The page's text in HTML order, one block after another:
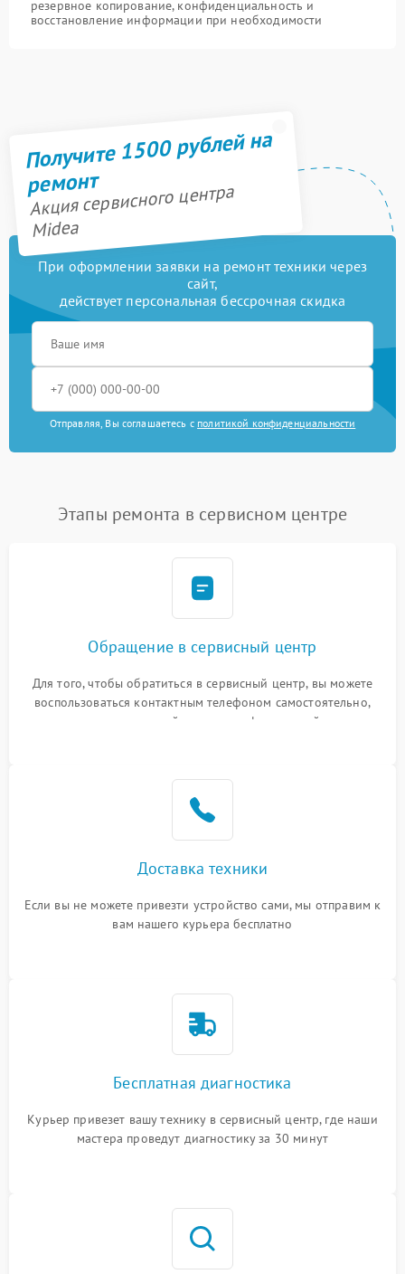
резервное копирование, конфиденциальность и
восстановление информации при необходимости
Получите 1500 рублей на
ремонт
Акция сервисного центра
Midea
При оформлении заявки на ремонт техники через
сайт,
действует персональная бессрочная скидка
Отправляя, Вы соглашаетесь с политикой конфиденциальности
Этапы ремонта в сервисном центре
Обращение в сервисный центр
Для того, чтобы обратиться в сервисный центр, вы можете
воспользоваться контактным телефоном самостоятельно,
или оставить свой номер телефона на сайте
Доставка техники
Если вы не можете привезти устройство сами, мы отправим к
вам нашего курьера бесплатно
Бесплатная диагностика
Курьер привезет вашу технику в сервисный центр, где наши
мастера проведут диагностику за 30 минут